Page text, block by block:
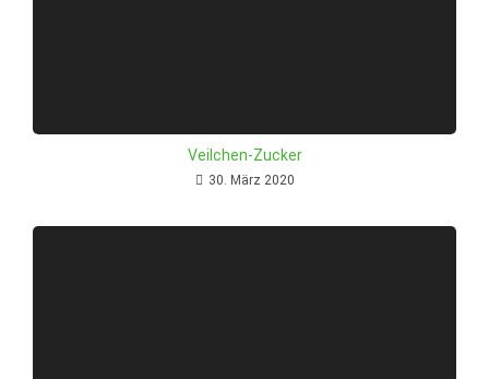
Veilchen-Zucker
30. März 2020